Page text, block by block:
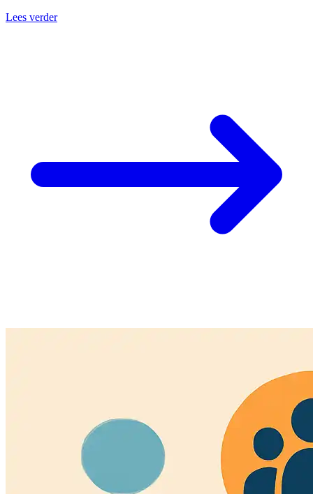
Lees verder